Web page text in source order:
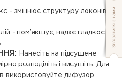
- зміцнює структуру локонів і
- пом’якшує, надає гладкості
Нанесіть на підсушене
розподіліть і висушіть. Для
використовуйте дифузор.